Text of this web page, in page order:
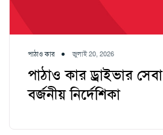
পাঠাও কার জুলাই 20, 2026
পাঠাও কার ড্রাইভার
বর্জনীয় নির্দেশিকা